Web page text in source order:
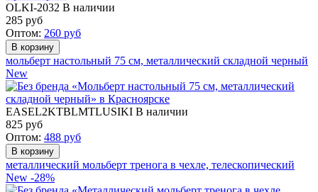
OLKI-2032 В наличии
285 руб
Оптом: 260 руб
мольберт настольный 75 см, металлический складной черный
New
EASEL2KTBLMTLUSIKI В наличии
825 руб
Оптом: 488 руб
металлический мольберт тренога в чехле, телескопический
New -28%